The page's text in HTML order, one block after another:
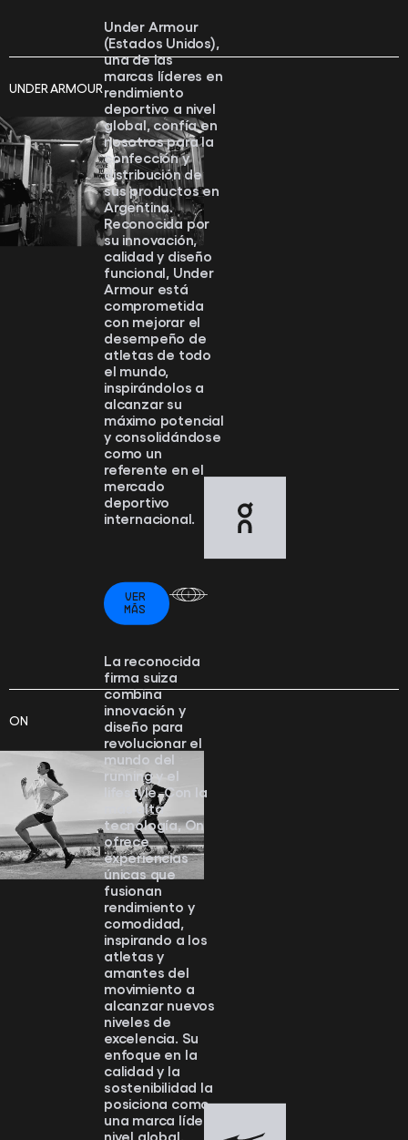
UNDER ARMOUR
Under Armour
(Estados Unidos),
una de las
marcas líderes en
rendimiento
deportivo a nivel
global, confía en
nosotros para la
confección y
distribución de
sus productos en
Argentina.
Reconocida por
su innovación,
calidad y diseño
funcional, Under
Armour está
comprometida
con mejorar el
desempeño de
atletas de todo
el mundo,
inspirándolos a
alcanzar su
máximo potencial
y consolidándose
como un
referente en el
mercado
deportivo
internacional.
VER
MÁS
ON
La reconocida
firma suiza
combina
innovación y
diseño para
revolucionar el
mundo del
running y el
lifestyle. Con la
más alta
tecnología, On
ofrece
experiencias
únicas que
fusionan
rendimiento y
comodidad,
inspirando a los
atletas y
amantes del
movimiento a
alcanzar nuevos
niveles de
excelencia. Su
enfoque en la
calidad y la
sostenibilidad la
posiciona como
una marca líder a
nivel global.